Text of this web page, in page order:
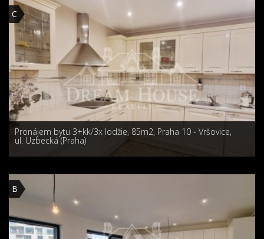
C
Pronájem bytu 3+kk/3x lodžie, 85m2, Praha 10 - Vršovice,
ul. Uzbecká (Praha)
B